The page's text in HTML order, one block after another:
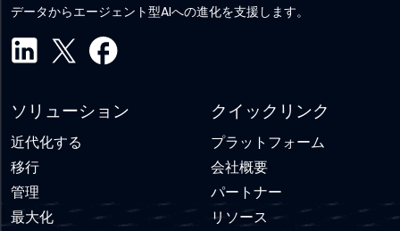
データからエージェント型AIへの進化を支援します。
ソリューション
近代化する
移行
管理
最大化
クイックリンク
プラットフォーム
会社概要
パートナー
リソース